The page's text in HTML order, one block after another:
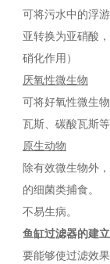
可将污水中的浮
亚转换为亚硝酸
硝化作用）
厌氧性微生物
可将好氧性微生
瓦斯、碳酸瓦斯
原生动物
除有效微生物外
的细菌类捕食。
不易生病。
鱼缸过滤器的建立
要能够使过滤效